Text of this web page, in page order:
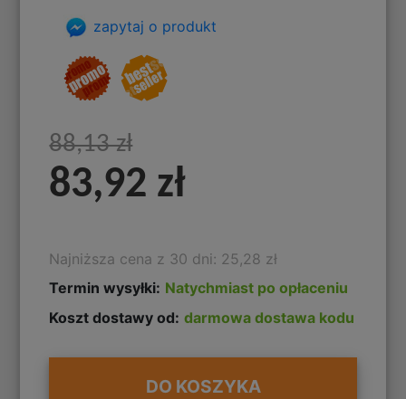
zapytaj o produkt
88,13 zł
83,92 zł
Najniższa cena z 30 dni: 25,28 zł
Termin wysyłki: Natychmiast po opłaceniu
Koszt dostawy od: darmowa dostawa kodu
DO KOSZYKA